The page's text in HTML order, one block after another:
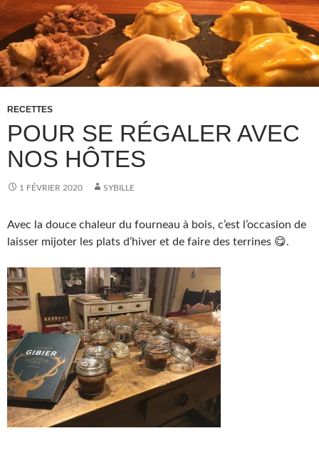
RECETTES
POUR SE RÉGALER AVEC
NOS HÔTES
1 FÉVRIER 2020 SYBILLE
Avec la douce chaleur du fourneau à bois, c’est l’occasion de
laisser mijoter les plats d’hiver et de faire des terrines 😋.